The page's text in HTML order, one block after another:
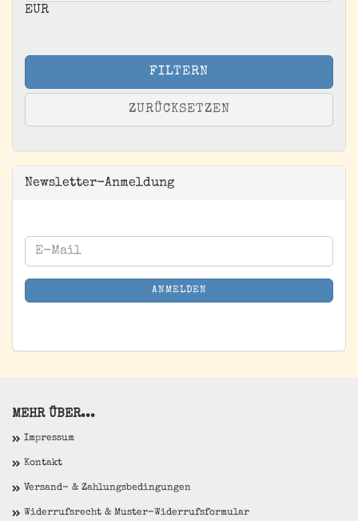
EUR
FILTERN
ZURÜCKSETZEN
Newsletter-Anmeldung
WEITER
ZUR
NEWSLETTER-
ANMELDUNG
E-
Mail
ANMELDEN
MEHR ÜBER...
Impressum
Kontakt
Versand- & Zahlungsbedingungen
Widerrufsrecht & Muster-Widerrufsformular